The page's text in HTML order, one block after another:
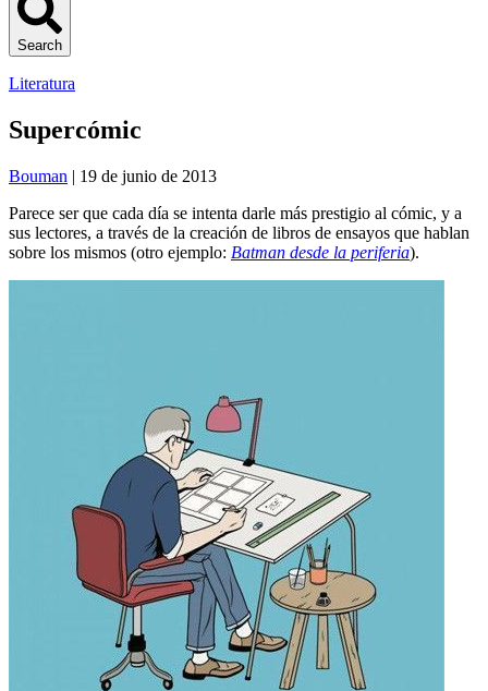
Search
Literatura
Supercómic
Bouman | 19 de junio de 2013
Parece ser que cada día se intenta darle más prestigio al cómic, y a
sus lectores, a través de la creación de libros de ensayos que hablan
sobre los mismos (otro ejemplo: Batman desde la periferia).